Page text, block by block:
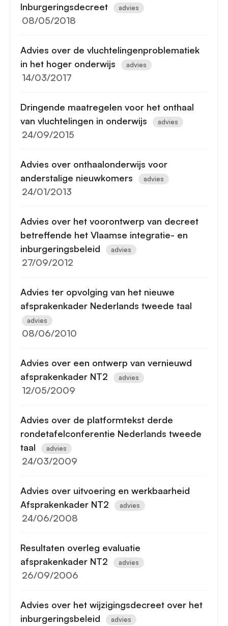
Inburgeringsdecreet advies
08/05/2018
Advies over de vluchtelingenproblematiek
in het hoger onderwijs
advies
14/03/2017
Dringende maatregelen voor het onthaal
van vluchtelingen in onderwijs
advies
24/09/2015
Advies over onthaalonderwijs voor
anderstalige nieuwkomers
advies
24/01/2013
Advies over het voorontwerp van decreet
betreffende het Vlaamse integratie- en
inburgeringsbeleid
advies
27/09/2012
Advies ter opvolging van het nieuwe
afsprakenkader Nederlands tweede taal
advies
08/06/2010
Advies over een ontwerp van vernieuwd
afsprakenkader NT2
advies
12/05/2009
Advies over de platformtekst derde
rondetafelconferentie Nederlands tweede
taal
advies
24/03/2009
Advies over uitvoering en werkbaarheid
Afsprakenkader NT2
advies
24/06/2008
Resultaten overleg evaluatie
afsprakenkader NT2
advies
26/09/2006
Advies over het wijzigingsdecreet over het
inburgeringsbeleid
advies